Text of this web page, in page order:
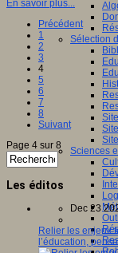
Sélection
Sciences
En savoir plus...
Précédent
1
2
3
4
5
6
7
8
Suivant
Page 4 sur 8
Les éditos
Dec 23
Relier les enjeux
l’éducation,